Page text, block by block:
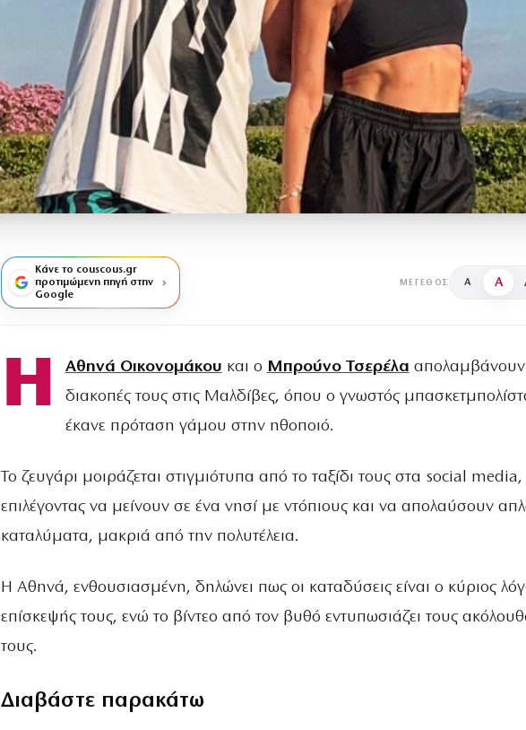
Κάνε το couscous.gr
προτιμώμενη πηγή στην
Google
ΜΈΓΕΘΟΣ A A
Η Αθηνά Οικονομάκου και ο Μπρούνο Τσερέλα απολαμβάνουν
διακοπές τους στις Μαλδίβες, όπου ο γνωστός
έκανε πρόταση γάμου στην ηθοποιό.
Το ζευγάρι μοιράζεται στιγμιότυπα από το ταξίδι τους στα social media,
επιλέγοντας να μείνουν σε ένα νησί με ντόπιους και να απολαύσουν
καταλύματα, μακριά από την πολυτέλεια.
Η Αθηνά, ενθουσιασμένη, δηλώνει πως οι καταδύσεις είναι ο κύριος
επίσκεψής τους, ενώ το βίντεο από τον βυθό εντυπωσιάζει τους
τους.
Διαβάστε παρακάτω